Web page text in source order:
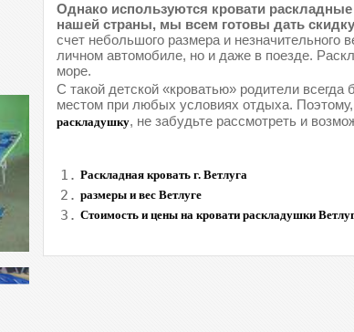
Однако используются кровати
нашей страны, мы всем готовы дать
счет небольшого размера и незначительного
личном автомобиле, но и даже в поезде.
море.
С такой детской «кроватью» родители
местом при любых условиях отдыха.
раскладушку, не забудьте рассмотреть и
1. Раскладная кровать г. Ветлуга
2. размеры и вес Ветлуге
3. Стоимость и цены на кровати раскладушки